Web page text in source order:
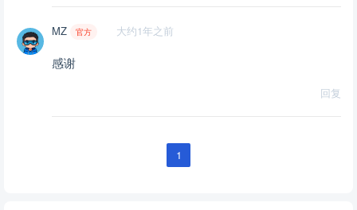
MZ 官方 大约1年之前
感谢
回复
1